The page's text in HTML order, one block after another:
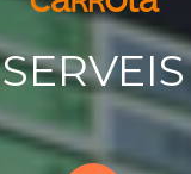
CONTACTE
SERVEIS